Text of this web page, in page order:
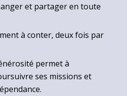
et partager en toute
à conter, deux fois par
permet à
ses missions et